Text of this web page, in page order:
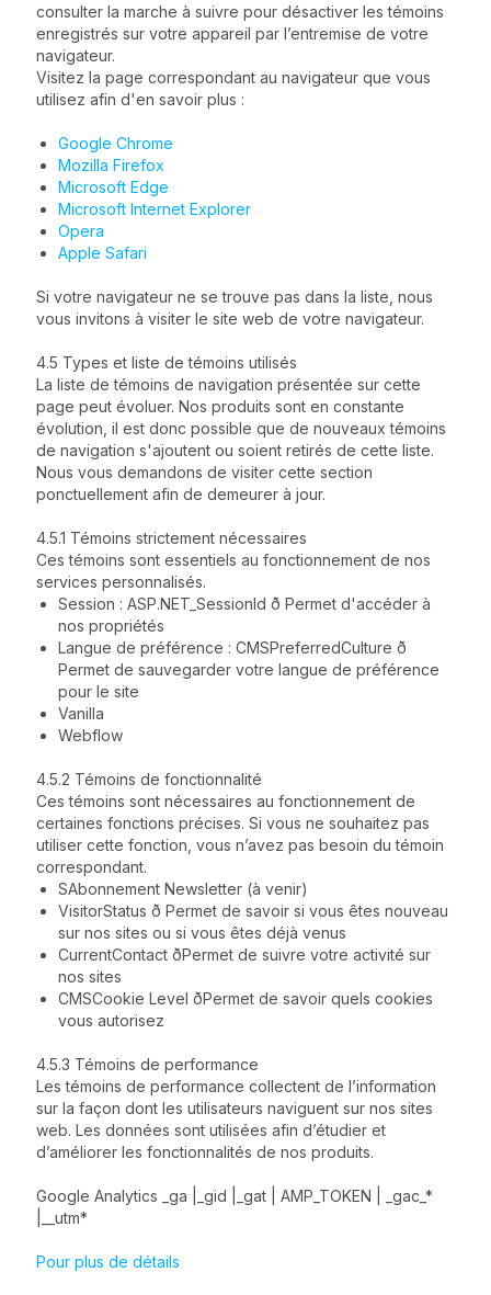
consulter la marche à suivre pour désactiver les témoins
enregistrés sur votre appareil par l’entremise de votre
navigateur.
Visitez la page correspondant au navigateur que vous
utilisez afin d'en savoir plus :
Google Chrome
Mozilla Firefox
Microsoft Edge
Microsoft Internet Explorer
Opera
Apple Safari
Si votre navigateur ne se trouve pas dans la liste, nous
vous invitons à visiter le site web de votre navigateur.
4.5 Types et liste de témoins utilisés
La liste de témoins de navigation présentée sur cette
page peut évoluer. Nos produits sont en constante
évolution, il est donc possible que de nouveaux témoins
de navigation s'ajoutent ou soient retirés de cette liste.
Nous vous demandons de visiter cette section
ponctuellement afin de demeurer à jour.
4.5.1 Témoins strictement nécessaires
Ces témoins sont essentiels au fonctionnement de nos
services personnalisés.
Session : ASP.NET_SessionId ð Permet d'accéder à
nos propriétés
Langue de préférence : CMSPreferredCulture ð
Permet de sauvegarder votre langue de préférence
pour le site
Vanilla
Webflow
4.5.2 Témoins de fonctionnalité
Ces témoins sont nécessaires au fonctionnement de
certaines fonctions précises. Si vous ne souhaitez pas
utiliser cette fonction, vous n’avez pas besoin du témoin
correspondant.
SAbonnement Newsletter (à venir)
VisitorStatus ð Permet de savoir si vous êtes nouveau
sur nos sites ou si vous êtes déjà venus
CurrentContact ðPermet de suivre votre activité sur
nos sites
CMSCookie Level ðPermet de savoir quels cookies
vous autorisez
4.5.3 Témoins de performance
Les témoins de performance collectent de l’information
sur la façon dont les utilisateurs naviguent sur nos sites
web. Les données sont utilisées afin d’étudier et
d’améliorer les fonctionnalités de nos produits.
Google Analytics _ga |_gid |_gat | AMP_TOKEN | _gac_*
|__utm*
Pour plus de détails